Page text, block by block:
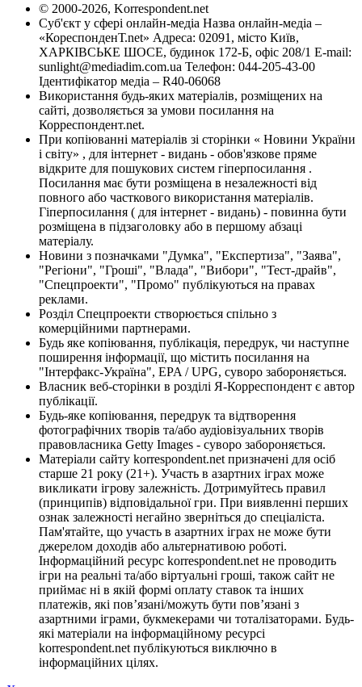
© 2000-2026, Korrespondent.net
Суб'єкт у сфері онлайн-медіа Назва онлайн-медіа –
«КореспонденТ.net» Адреса: 02091, місто Київ,
ХАРКІВСЬКЕ ШОСЕ, будинок 172-Б, офіс 208/1 E-mail:
sunlight@mediadim.com.ua Телефон: 044-205-43-00
Ідентифікатор медіа – R40-06068
Використання будь-яких матеріалів, розміщених на
сайті, дозволяється за умови посилання на
Корреспондент.net.
При копіюванні матеріалів зі сторінки « Новини України
і світу» , для інтернет - видань - обов'язкове пряме
відкрите для пошукових систем гіперпосилання .
Посилання має бути розміщена в незалежності від
повного або часткового використання матеріалів.
Гіперпосилання ( для інтернет - видань) - повинна бути
розміщена в підзаголовку або в першому абзаці
матеріалу.
Новини з позначками "Думка", "Експертиза", "Заява",
"Регіони", "Гроші", "Влада", "Вибори", "Тест-драйв",
"Спецпроекти", "Промо" публікуються на правах
реклами.
Розділ Спецпроекти створюється спільно з
комерційними партнерами.
Будь яке копіювання, публікація, передрук, чи наступне
поширення інформації, що містить посилання на
"Інтерфакс-Україна", EPA / UPG, суворо забороняється.
Власник веб-сторінки в розділі Я-Корреспондент є автор
публікації.
Будь-яке копіювання, передрук та відтворення
фотографічних творів та/або аудіовізуальних творів
правовласника Getty Images - суворо забороняється.
Матеріали сайту korrespondent.net призначені для осіб
старше 21 року (21+). Участь в азартних іграх може
викликати ігрову залежність. Дотримуйтесь правил
(принципів) відповідальної гри. При виявленні перших
ознак залежності негайно зверніться до спеціаліста.
Пам'ятайте, що участь в азартних іграх не може бути
джерелом доходів або альтернативою роботі.
Інформаційний ресурс korrespondent.net не проводить
ігри на реальні та/або віртуальні гроші, також сайт не
приймає ні в якій формі оплату ставок та інших
платежів, які пов’язані/можуть бути пов’язані з
азартними іграми, букмекерами чи тоталізаторами. Будь-
які матеріали на інформаційному ресурсі
korrespondent.net публікуються виключно в
інформаційних цілях.